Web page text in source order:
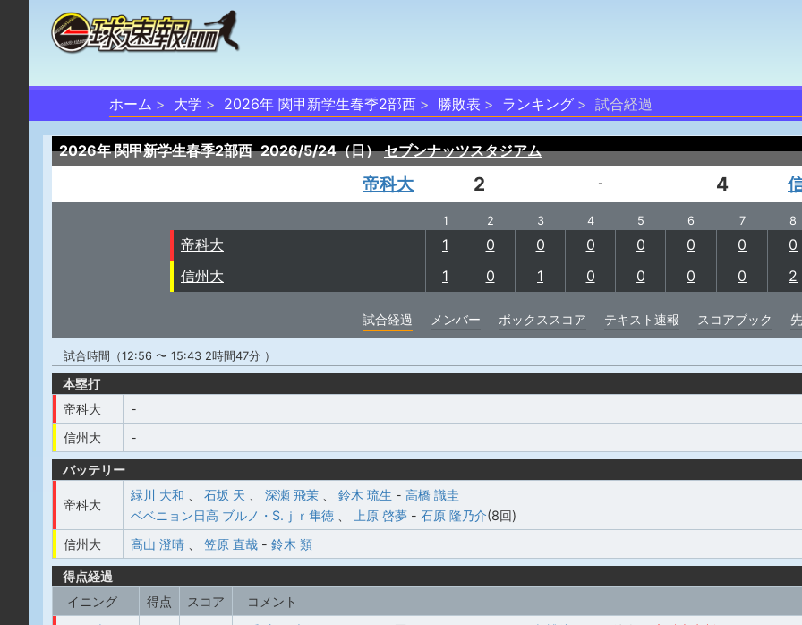
ホーム 大学 2026年 関甲新学生春季2部西 勝敗表 ランキング 試合経過
2026年 関甲新学生春季2部西 2026/5/24（日） セブンナッツスタジアム
帝科大 2 - 4
1 2 3 4 5 6 7 8
帝科大 1 0 0 0 0 0 0
0
信州大
1 0 1 0 0 0 0 2
試合経過 メンバー ボックススコア テキスト速報 スコアブック
試合時間（12:56 〜 15:43 2時間47分 ）
本塁打
帝科大
-
信州大
-
バッテリー
帝科大
緑川 大和 石坂 天 深瀬 飛茉 鈴木 琉生 - 高橋 識圭
ベベニョン日高 ブルノ・S.ｊｒ隼徳
上原 啓夢 - 石原 隆乃介(8回)
信州大
高山 澄晴 笠原 直哉 - 鈴木 類
得点経過
イニング
得点 スコア
コメント